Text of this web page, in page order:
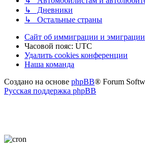
↳ Дневники
↳ Остальные страны
Сайт об иммиграции и эмиграции
Часовой пояс: UTC
Удалить cookies конференции
Наша команда
Создано на основе phpBB® Forum
Русская поддержка phpBB